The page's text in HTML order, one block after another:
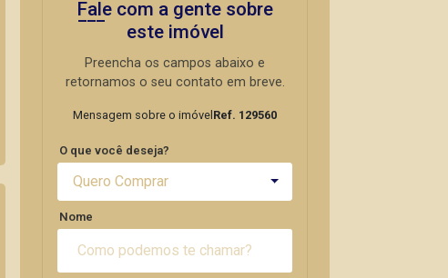
Fale com a gente sobre
este imóvel
Preencha os campos abaixo e
retornamos o seu contato em breve.
Mensagem sobre o imóvel Ref. 129560
O que você deseja?
Quero Comprar
Nome